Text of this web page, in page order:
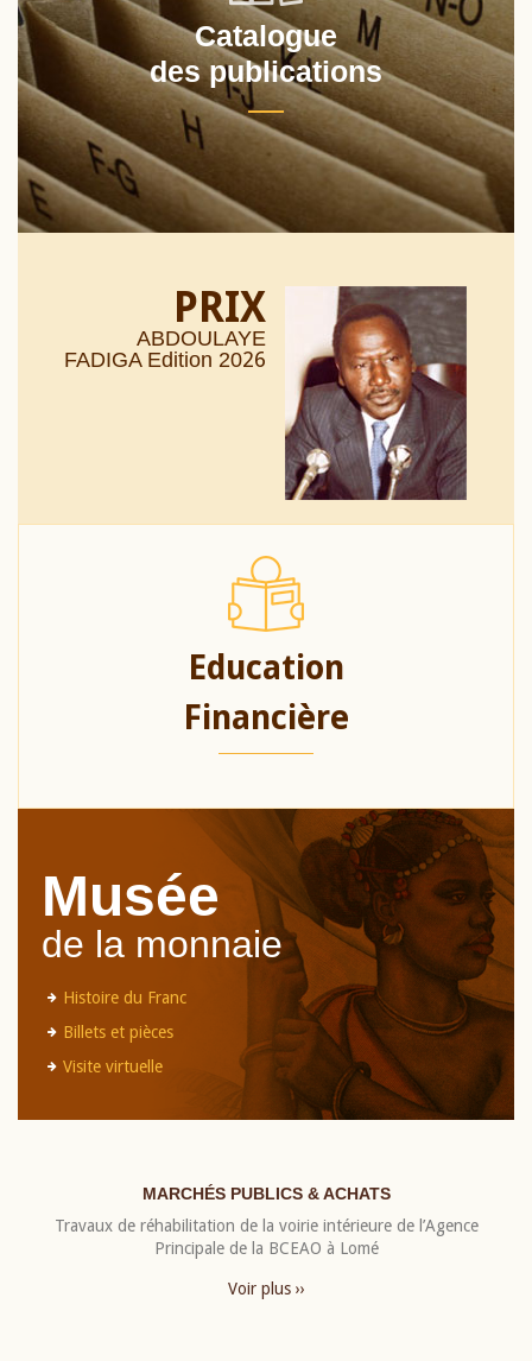
Catalogue
des publications
PRIX
ABDOULAYE
FADIGA Edition 2026
Education
Financière
Musée
de la monnaie
Histoire du Franc
Billets et pièces
Visite virtuelle
MARCHÉS PUBLICS & ACHATS
Travaux de réhabilitation de la voirie intérieure de l’Agence
Principale de la BCEAO à Lomé
Voir plus ››